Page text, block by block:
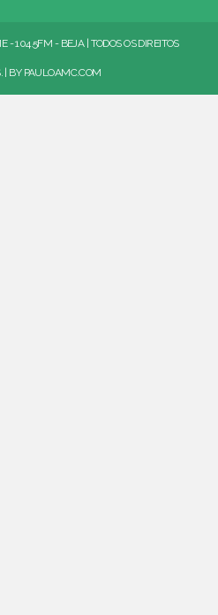
104.5FM - BEJA | TODOS OS DIREITOS
| BY PAULOAMC.COM